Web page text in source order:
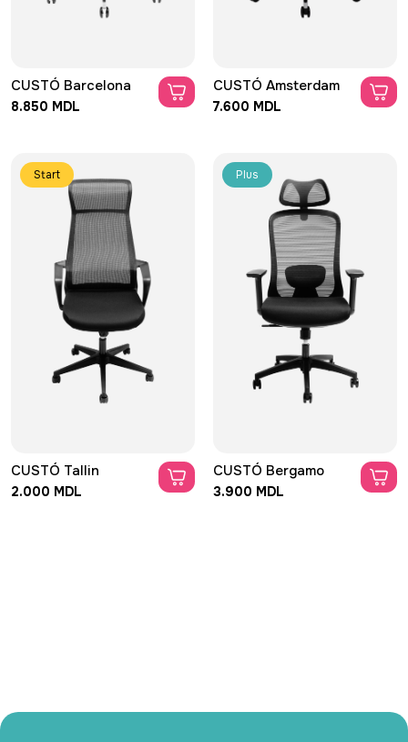
CUSTÓ Barcelona
8.850 MDL
CUSTÓ Amsterdam
7.600 MDL
Start
CUSTÓ Tallin
2.000 MDL
Plus
CUSTÓ Bergamo
3.900 MDL